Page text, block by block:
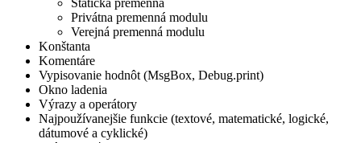
Privátna premenná modulu
Verejná premenná modulu
Konštanta
Komentáre
Vypisovanie hodnôt (MsgBox, Debug.print)
Okno ladenia
Výrazy a operátory
Najpoužívanejšie funkcie (textové, matematické, logické,
dátumové a cyklické)